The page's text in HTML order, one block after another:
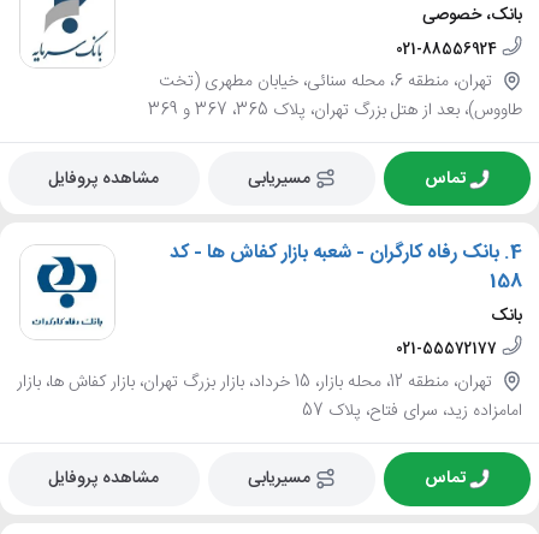
بانک، خصوصی
021-88556924
تهران، منطقه 6، محله سنائی، خیابان مطهری (تخت
طاووس)، بعد از هتل بزرگ تهران، پلاک 365، 367 و 369
تماس مسیریابی مشاهده پروفایل
4. بانک رفاه کارگران - شعبه بازار کفاش ها - کد
158
بانک
021-55572177
تهران، منطقه 12، محله بازار، 15 خرداد، بازار بزرگ تهران، بازار کفاش ها، بازار
امامزاده زید، سرای فتاح، پلاک 57
تماس مسیریابی مشاهده پروفایل